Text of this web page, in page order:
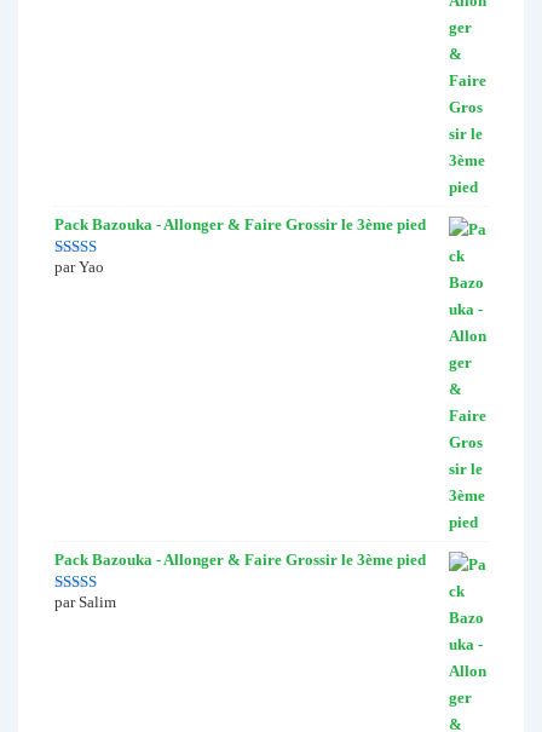
Pack Bazouka - Allonger & Faire Grossir le 3ème pied
Note4sur
par Yao
Pack Bazouka - Allonger & Faire Grossir le 3ème pied
Note5sur 5
par Salim